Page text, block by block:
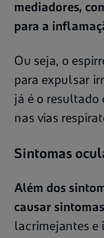
mediadores,
para a
Ou seja, o
para expulsar
já é o resultado
nas vias
Sintomas
Além dos
causar
lacrimejantes e